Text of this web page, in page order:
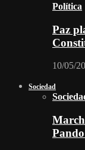
Política
Paz
10/05/
Sociedad